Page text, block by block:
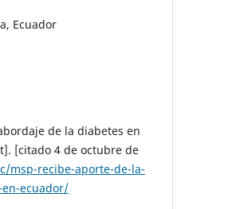
Ecuador
de la diabetes en
[citado 4 de octubre de
msp-recibe-aporte-de-la-
ecuador/